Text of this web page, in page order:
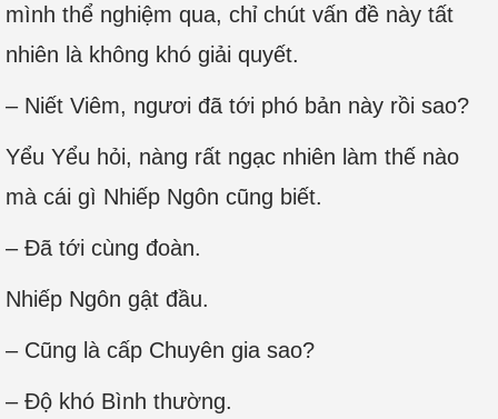
mình thể nghiệm qua, chỉ chút vấn đề này tất
nhiên là không khó giải quyết.
– Niết Viêm, ngươi đã tới phó bản này rồi sao?
Yểu Yểu hỏi, nàng rất ngạc nhiên làm thế nào
mà cái gì Nhiếp Ngôn cũng biết.
– Đã tới cùng đoàn.
Nhiếp Ngôn gật đầu.
– Cũng là cấp Chuyên gia sao?
– Độ khó Bình thường.